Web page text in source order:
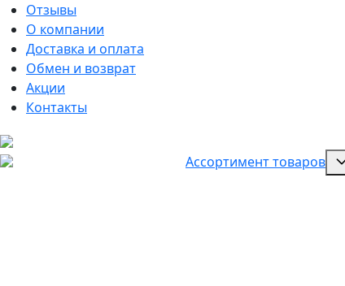
Отзывы
О компании
Доставка и оплата
Обмен и возврат
Акции
Контакты
Ассортимент товаров